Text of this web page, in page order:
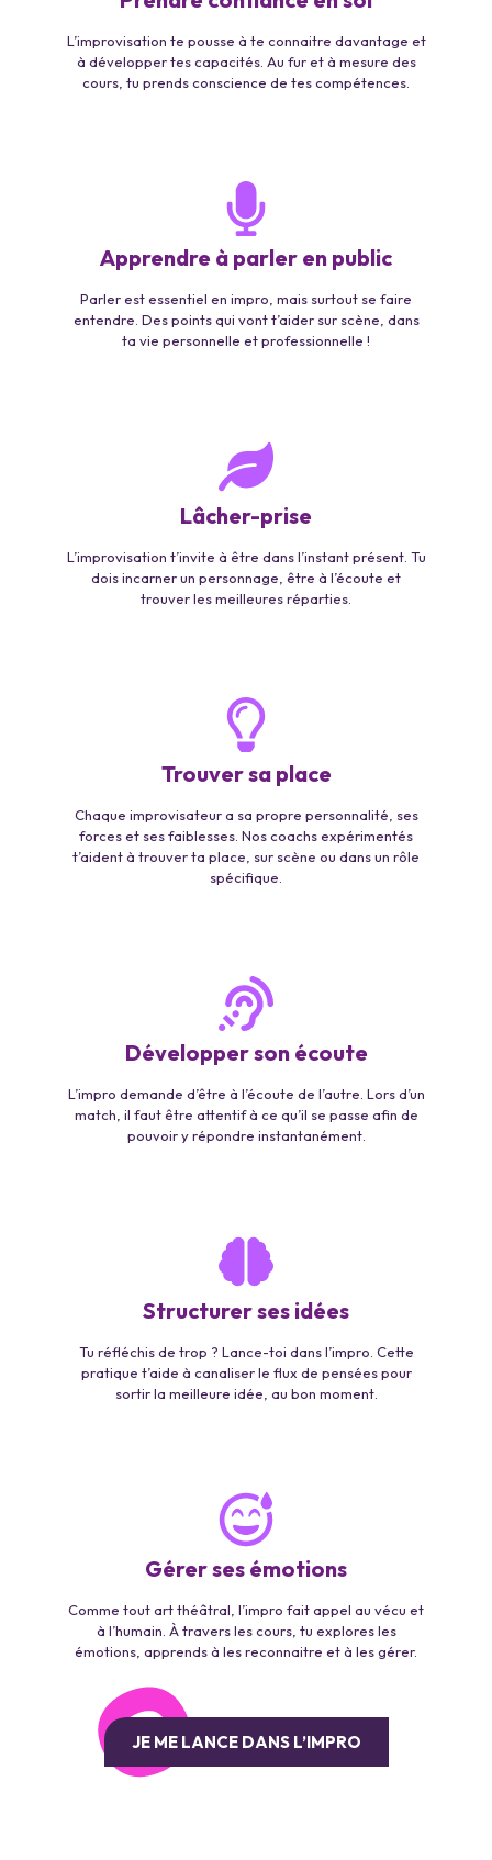
L’improvisation te pousse à te connaitre davantage et
à développer tes capacités. Au fur et à mesure des
cours, tu prends conscience de tes compétences.
Apprendre à parler en public
Parler est essentiel en impro, mais surtout se faire
entendre. Des points qui vont t’aider sur scène, dans
ta vie personnelle et professionnelle !
Lâcher-prise
L’improvisation t’invite à être dans l’instant présent. Tu
dois incarner un personnage, être à l’écoute et
trouver les meilleures réparties.
Trouver sa place
Chaque improvisateur a sa propre personnalité, ses
forces et ses faiblesses. Nos coachs expérimentés
t’aident à trouver ta place, sur scène ou dans un rôle
spécifique.
Développer son écoute
L’impro demande d’être à l’écoute de l’autre. Lors d’un
match, il faut être attentif à ce qu’il se passe afin de
pouvoir y répondre instantanément.
Structurer ses idées
Tu réfléchis de trop ? Lance-toi dans l’impro. Cette
pratique t’aide à canaliser le flux de pensées pour
sortir la meilleure idée, au bon moment.
Gérer ses émotions
Comme tout art théâtral, l’impro fait appel au vécu et
à l’humain. À travers les cours, tu explores les
émotions, apprends à les reconnaitre et à les gérer.
JE ME LANCE DANS L’IMPRO